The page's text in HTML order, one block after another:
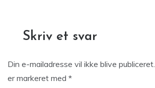
Skriv et svar
Din e-mailadresse vil ikke blive publiceret.
er markeret med *